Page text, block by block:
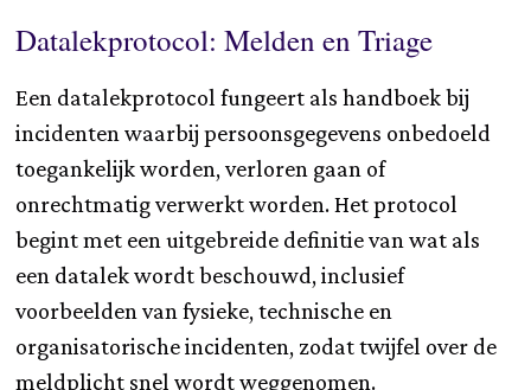
Datalekprotocol: Melden en Triage
Een datalekprotocol fungeert als handboek bij
incidenten waarbij persoonsgegevens onbedoeld
toegankelijk worden, verloren gaan of
onrechtmatig verwerkt worden. Het protocol
begint met een uitgebreide definitie van wat als
een datalek wordt beschouwd, inclusief
voorbeelden van fysieke, technische en
organisatorische incidenten, zodat twijfel over de
meldplicht snel wordt weggenomen.